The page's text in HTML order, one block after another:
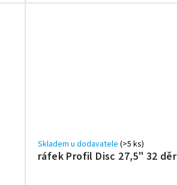
ráfek Profil Disc 27,5" 32 děr
Skladem u dodavatele (>5 ks)